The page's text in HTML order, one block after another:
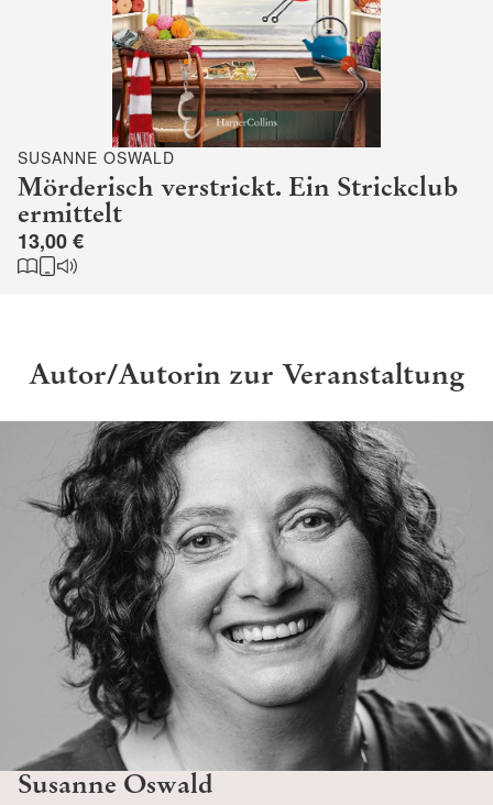
SUSANNE OSWALD
Mörderisch verstrickt. Ein Strickclub
ermittelt
13,00 €
Autor/Autorin zur Veranstaltung
Susanne Oswald